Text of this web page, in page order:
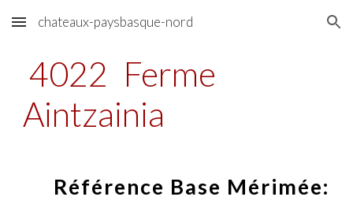
Skip to main content Skip to navigation
chateaux-paysbasque-nord
4022 Ferme
Aintzainia
Référence Base Mérimée: